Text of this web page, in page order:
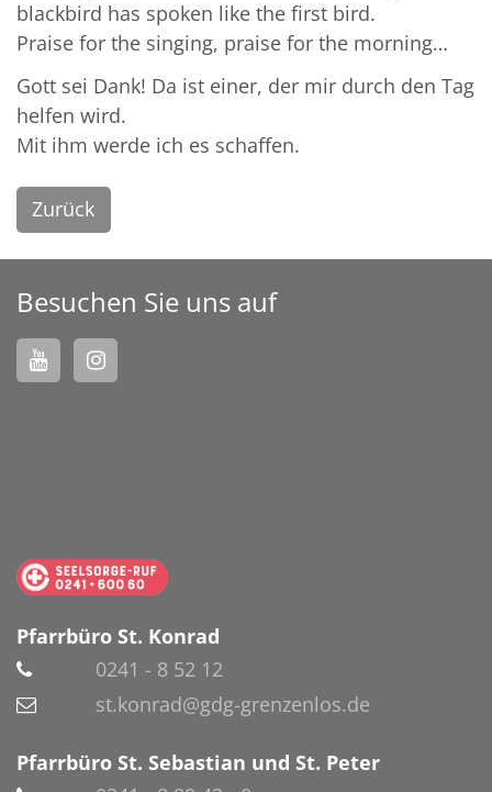
blackbird has spoken like the first bird.
Praise for the singing, praise for the morning…
Gott sei Dank! Da ist einer, der mir durch den Tag
helfen wird.
Mit ihm werde ich es schaffen.
Zurück
Besuchen Sie uns auf
Pfarrbüro St. Konrad
0241 - 8 52 12
st.konrad@gdg-grenzenlos.de
Pfarrbüro St. Sebastian und St. Peter